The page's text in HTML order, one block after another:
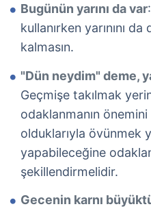
Bugünün yarını da var
kullanırken yarınını
kalmasın.
"Dün neydim" deme,
Geçmişe takılmak
odaklanmanın
olduklarıyla övünmek
yapabileceğine
şekillendirmelidir.
Gecenin karnı